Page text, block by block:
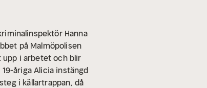
Hanna
på Malmöpolisen
upp i arbetet och blir
åriga Alicia instängd
i källartrappan, då